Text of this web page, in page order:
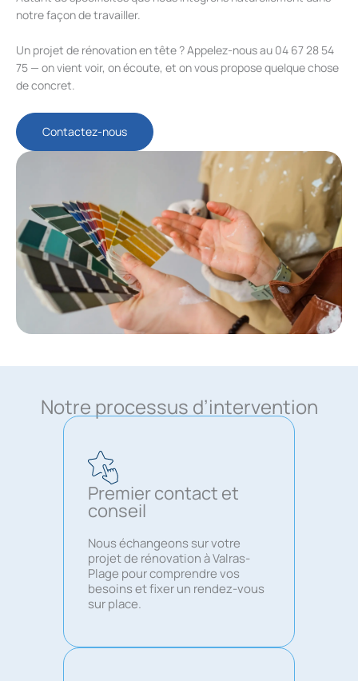
notre façon de travailler.
Un projet de rénovation en tête ? Appelez-nous au 04 67 28 54
75 — on vient voir, on écoute, et on vous propose quelque chose
de concret.
Contactez-nous
Notre processus d’intervention
Premier contact et
conseil
Nous échangeons sur votre
projet de rénovation à Valras-
Plage pour comprendre vos
besoins et fixer un rendez-vous
sur place.